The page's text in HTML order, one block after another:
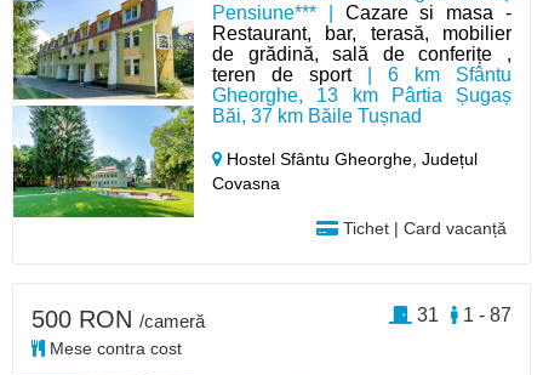
Pensiune*** | Cazare si masa -
Restaurant, bar, terasă, mobilier
de grădină, sală de conferițe ,
teren de sport| 6 km Sfântu
Gheorghe, 13 km Pârtia Șugaș
Băi, 37 km Băile Tușnad
Hostel Sfântu Gheorghe,Județul
Covasna
Tichet | Card vacanță
500 RON /cameră
Mese contra cost
1 - 87
31